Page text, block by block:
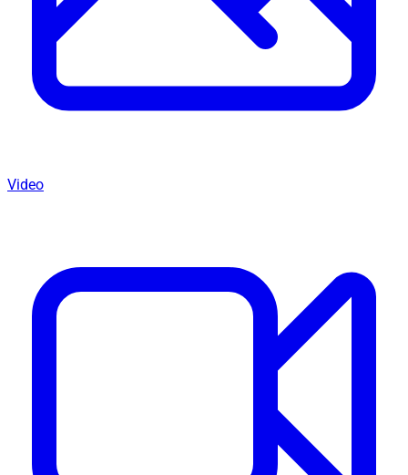
Video